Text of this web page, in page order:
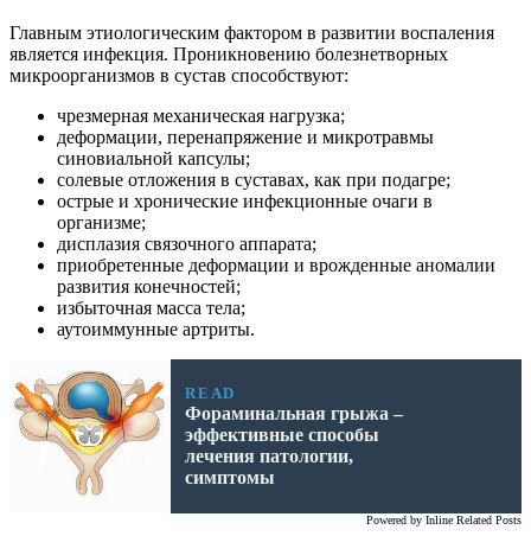
Главным этиологическим фактором в развитии воспаления
является инфекция. Проникновению болезнетворных
микроорганизмов в сустав способствуют:
чрезмерная механическая нагрузка;
деформации, перенапряжение и микротравмы
синовиальной капсулы;
солевые отложения в суставах, как при подагре;
острые и хронические инфекционные очаги в
организме;
дисплазия связочного аппарата;
приобретенные деформации и врожденные аномалии
развития конечностей;
избыточная масса тела;
аутоиммунные артриты.
READ
Фораминальная грыжа –
эффективные способы
лечения патологии,
симптомы
Powered by Inline Related Posts